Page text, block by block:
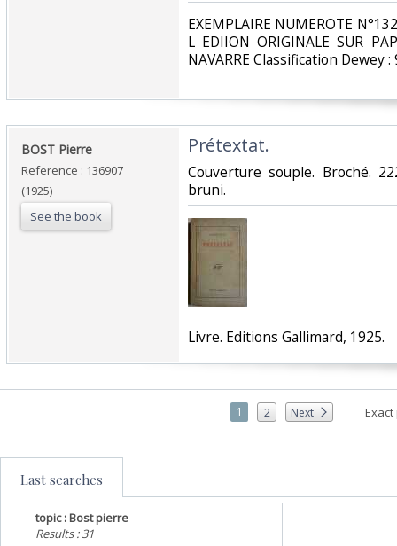
‎EXEMPLAIRE NUMEROTE
L EDIION ORIGINALE SUR
NAVARRE Classification
‎BOST Pierre ‎
Reference : 136907
(1925)
See the book
‎Prétextat.‎
‎Couverture souple. Broché.
bruni.‎
‎Livre. Editions Gallimard, 1925.‎
1 2 Next
Last searches
topic : Bost pierre
Results : 31